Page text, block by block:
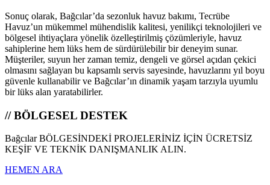
Sonuç olarak, Bağcılar’da sezonluk havuz bakımı, Tecrübe
Havuz’un mükemmel mühendislik kalitesi, yenilikçi teknolojileri ve
bölgesel ihtiyaçlara yönelik özelleştirilmiş çözümleriyle, havuz
sahiplerine hem lüks hem de sürdürülebilir bir deneyim sunar.
Müşteriler, suyun her zaman temiz, dengeli ve görsel açıdan çekici
olmasını sağlayan bu kapsamlı servis sayesinde, havuzlarını yıl boyu
güvenle kullanabilir ve Bağcılar’ın dinamik yaşam tarzıyla uyumlu
bir lüks alan yaratabilirler.
// BÖLGESEL DESTEK
Bağcılar BÖLGESİNDEKİ PROJELERİNİZ İÇİN ÜCRETSİZ
KEŞİF VE TEKNİK DANIŞMANLIK ALIN.
HEMEN ARA